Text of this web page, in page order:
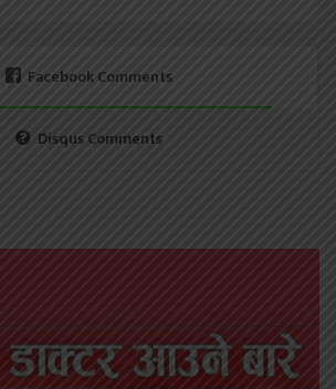
Facebook Comments
Disqus Comments